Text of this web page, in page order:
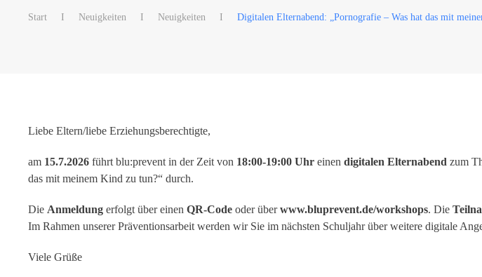
Start Neuigkeiten Neuigkeiten Digitalen Elternabend: „Pornografie – Was hat das mit
Liebe Eltern/liebe Erziehungsberechtigte,
am 15.7.2026 führt blu:prevent in der Zeit von 18:00-19:00 Uhr einen digitalen Elternabend zum
das mit meinem Kind zu tun?“ durch.
Die Anmeldung erfolgt über einen QR-Code oder überwww.bluprevent.de/workshops. Die
Im Rahmen unserer Präventionsarbeit werden wir Sie im nächsten Schuljahr über weitere digitale
Viele Grüße